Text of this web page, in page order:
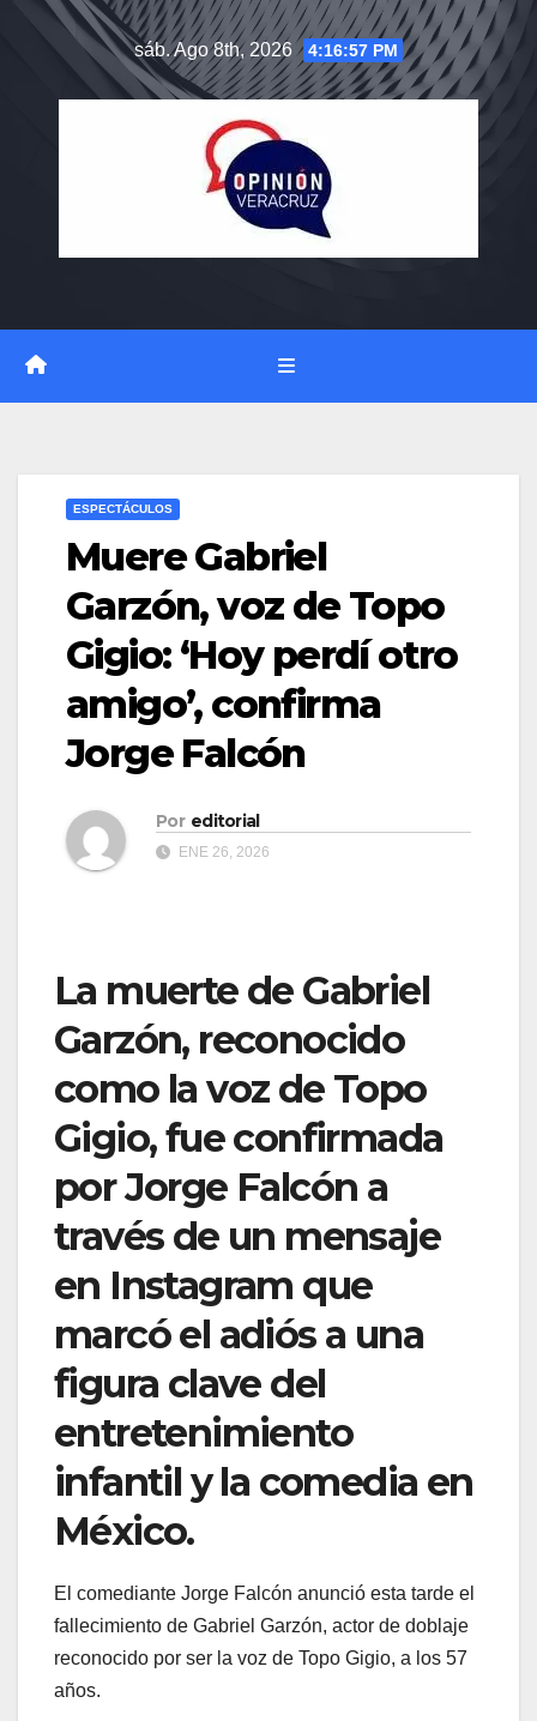
sáb. Ago 8th, 2026 4:16:58 PM
ESPECTÁCULOS
Muere Gabriel
Garzón, voz de Topo
Gigio: ‘Hoy perdí otro
amigo’, confirma
Jorge Falcón
Por editorial
ENE 26, 2026
La muerte de Gabriel
Garzón, reconocido
como la voz de Topo
Gigio, fue confirmada
por Jorge Falcón a
través de un mensaje
en Instagram que
marcó el adiós a una
figura clave del
entretenimiento
infantil y la comedia en
México.
El comediante Jorge Falcón anunció esta tarde el
fallecimiento de Gabriel Garzón, actor de doblaje
reconocido por ser la voz de Topo Gigio, a los 57
años.